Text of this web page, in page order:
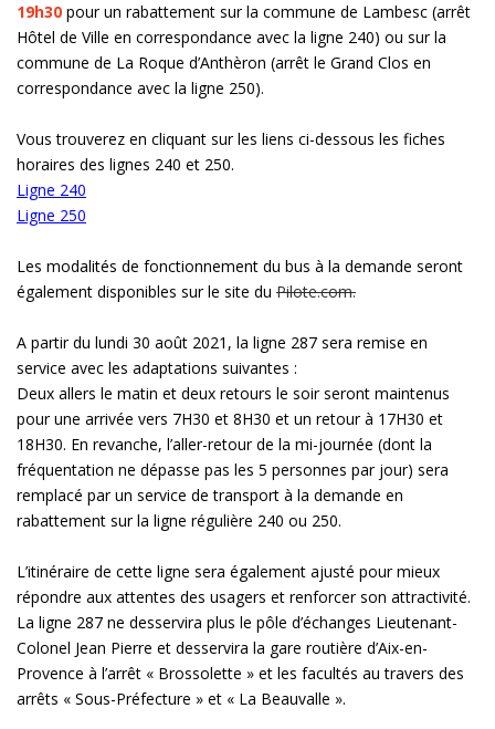
19h30 pour un rabattement sur la commune de Lambesc (arrêt
Hôtel de Ville en correspondance avec la ligne 240) ou sur la
commune de La Roque d’Anthèron (arrêt le Grand Clos en
correspondance avec la ligne 250).
Vous trouverez en cliquant sur les liens ci-dessous les fiches
horaires des lignes 240 et 250.
Ligne 240
Ligne 250
Les modalités de fonctionnement du bus à la demande seront
également disponibles sur le site du Pilote.com.
A partir du lundi 30 août 2021, la ligne 287 sera remise en
service avec les adaptations suivantes :
Deux allers le matin et deux retours le soir seront maintenus
pour une arrivée vers 7H30 et 8H30 et un retour à 17H30 et
18H30. En revanche, l’aller-retour de la mi-journée (dont la
fréquentation ne dépasse pas les 5 personnes par jour) sera
remplacé par un service de transport à la demande en
rabattement sur la ligne régulière 240 ou 250.
L’itinéraire de cette ligne sera également ajusté pour mieux
répondre aux attentes des usagers et renforcer son attractivité.
La ligne 287 ne desservira plus le pôle d’échanges Lieutenant-
Colonel Jean Pierre et desservira la gare routière d’Aix-en-
Provence à l’arrêt « Brossolette » et les facultés au travers des
arrêts « Sous-Préfecture » et « La Beauvalle ».